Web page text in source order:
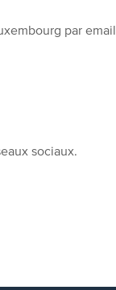
par email
sociaux.